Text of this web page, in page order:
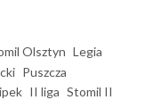
Olsztyn Legia
Puszcza
II liga Stomil II